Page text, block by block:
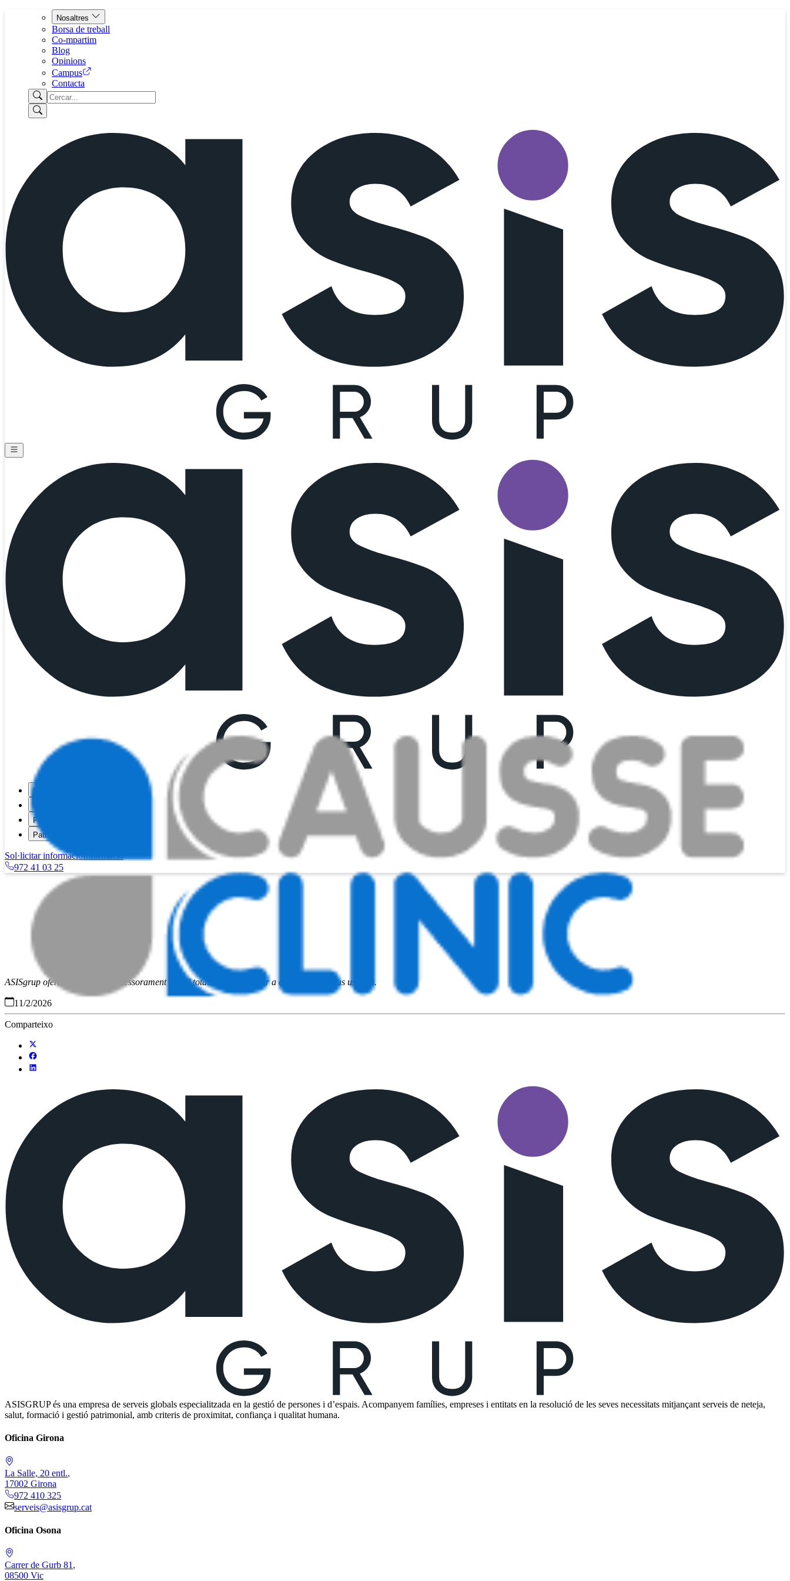
Nosaltres
Borsa de treball
Co-mpartim
Blog
Opinions
Campus
Contacta
Neteja
Salut
Formació
Patrimoni
Sol·licitar informacióInformació
972 41 03 25
Per què escollir ASISgrup?
Convenis i col·laboradors
ASISgrup ofereix un servei d'assessorament social totalment gratuït per a entitats i pels seus usuaris.
11/2/2026
Comparteixo
ASISGRUP és una empresa de serveis globals especialitzada en la gestió de persones i d’espais. Acompanyem famílies, empreses i entitats en la resolució de les seves necessitats mitjançant serveis de neteja,
salut, formació i gestió patrimonial, amb criteris de proximitat, confiança i qualitat humana.
Oficina Girona
La Salle, 20 entl.,
17002 Girona
972 410 325
serveis@asisgrup.cat
Oficina Osona
Carrer de Gurb 81 ,
08500 Vic